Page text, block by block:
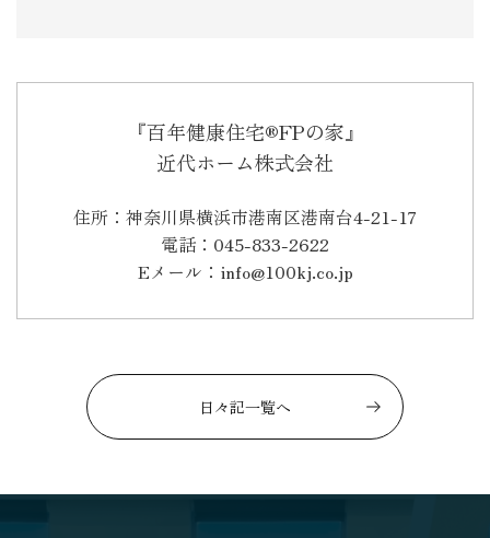
『百年健康住宅®FPの家』
近代ホーム株式会社
住所：神奈川県横浜市港南区港南台4-21-17
電話：045-833-2622
Eメール：info@100kj.co.jp
日々記一覧へ